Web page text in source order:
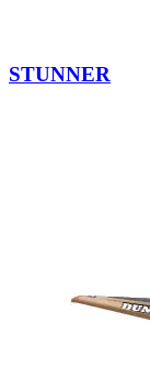
STUNNER